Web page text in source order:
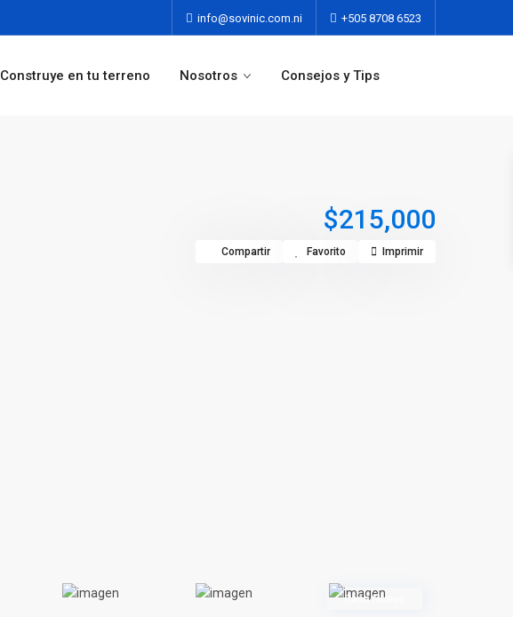
info@sovinic.com.ni +505 8708 6523
Construye en tu terreno Nosotros Consejos y Tips
$215,000
Compartir Favorito Imprimir
Casa Nueva